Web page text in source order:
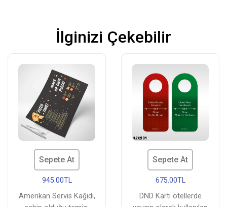
İlginizi Çekebilir
Sepete At
945.00TL
Amerikan Servis Kağıdı,
Sepete At
675.00TL
DND Kartı otellerde